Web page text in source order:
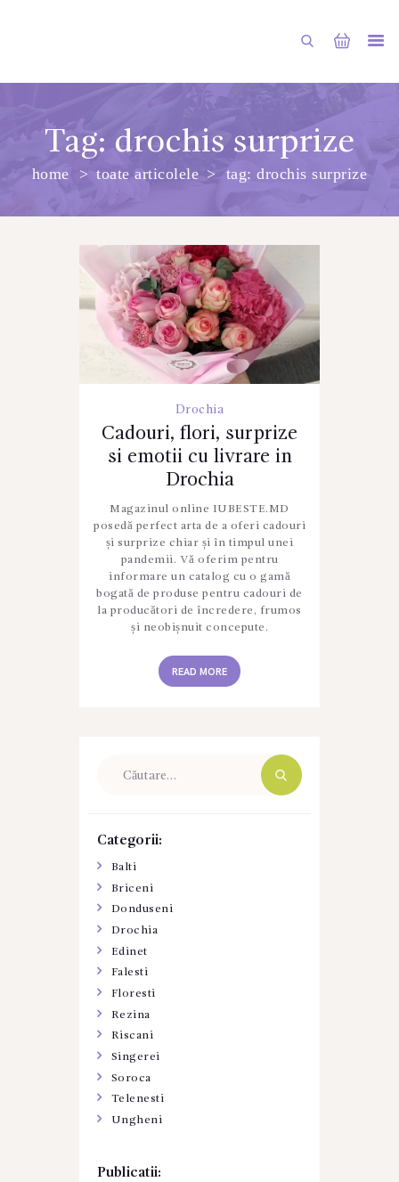
Tag: drochis surprize
home toate articolele tag: drochis surprize
PRINCIPALA
DESPRE NOI
SHOP
SERVICII
ARTICOLE
CONTACTE
Drochia
Cadouri, flori, surprize
si emotii cu livrare in
Drochia
Magazinul online IUBESTE.MD
posedă perfect arta de a oferi cadouri
și surprize chiar și în timpul unei
pandemii. Vă oferim pentru
informare un catalog cu o gamă
bogată de produse pentru cadouri de
la producători de încredere, frumos
și neobișnuit concepute.
READ MORE
după:
Categorii:
Balti
Briceni
Donduseni
Drochia
Edinet
Falesti
Floresti
Rezina
Riscani
Singerei
Soroca
Telenesti
Ungheni
Publicatii: